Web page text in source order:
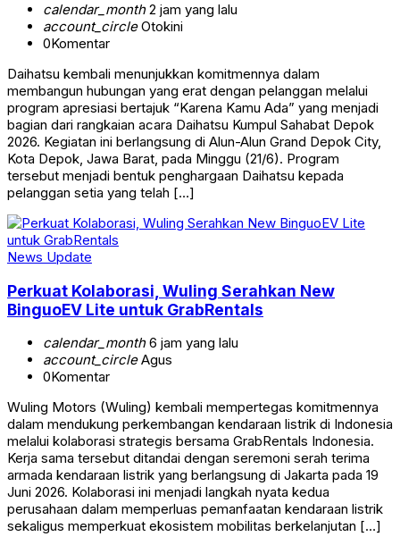
calendar_month2 jam yang lalu
account_circleOtokini
0Komentar
Daihatsu kembali menunjukkan komitmennya dalam
membangun hubungan yang erat dengan pelanggan melalui
program apresiasi bertajuk “Karena Kamu Ada” yang menjadi
bagian dari rangkaian acara Daihatsu Kumpul Sahabat Depok
2026. Kegiatan ini berlangsung di Alun-Alun Grand Depok City,
Kota Depok, Jawa Barat, pada Minggu (21/6). Program
tersebut menjadi bentuk penghargaan Daihatsu kepada
pelanggan setia yang telah […]
News Update
Perkuat Kolaborasi, Wuling Serahkan New
BinguoEV Lite untuk GrabRentals
calendar_month6 jam yang lalu
account_circleAgus
0Komentar
Wuling Motors (Wuling) kembali mempertegas komitmennya
dalam mendukung perkembangan kendaraan listrik di Indonesia
melalui kolaborasi strategis bersama GrabRentals Indonesia.
Kerja sama tersebut ditandai dengan seremoni serah terima
armada kendaraan listrik yang berlangsung di Jakarta pada 19
Juni 2026. Kolaborasi ini menjadi langkah nyata kedua
perusahaan dalam memperluas pemanfaatan kendaraan listrik
sekaligus memperkuat ekosistem mobilitas berkelanjutan […]